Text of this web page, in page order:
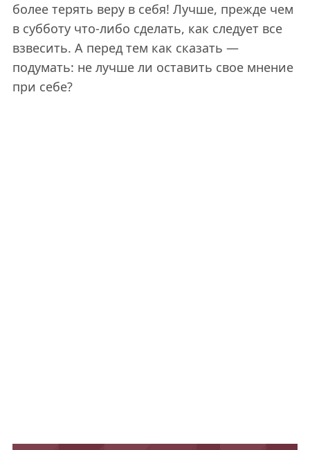
более терять веру в себя! Лучше, прежде чем
в субботу что-либо сделать, как следует все
взвесить. А перед тем как сказать —
подумать: не лучше ли оставить свое мнение
при себе?